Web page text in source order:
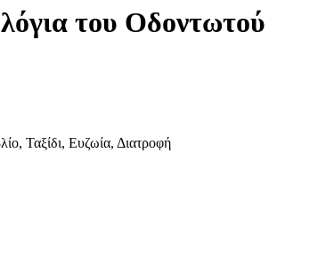
του Οδοντωτού
Ταξίδι, Ευζωία, Διατροφή